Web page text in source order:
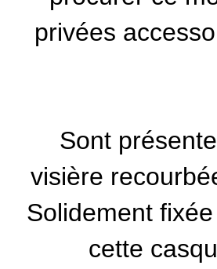
privées
Sont
visière
Solidement
cette